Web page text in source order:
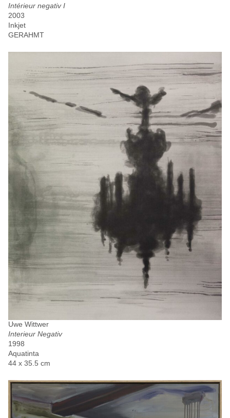
Intérieur negativ I
2003
Inkjet
GERAHMT
Uwe Wittwer
Interieur Negativ
1998
Aquatinta
44 x 35.5 cm